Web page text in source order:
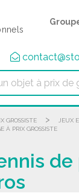
GROSSISTE >
JEUX
À PRIX GROSSISTE
de